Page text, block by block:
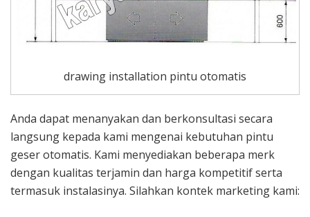
drawing installation pintu otomatis
Anda dapat menanyakan dan berkonsultasi secara
langsung kepada kami mengenai kebutuhan pintu
geser otomatis. Kami menyediakan beberapa merk
dengan kualitas terjamin dan harga kompetitif serta
termasuk instalasinya. Silahkan kontek marketing kami: